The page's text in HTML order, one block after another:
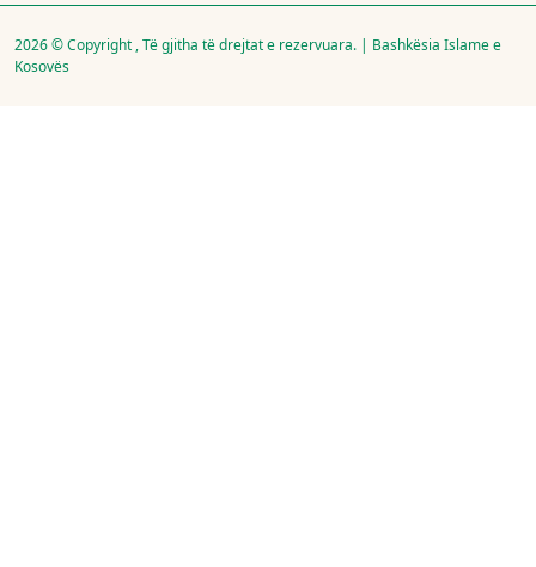
2026 © Copyright , Të gjitha të drejtat e rezervuara. | Bashkësia Islame e
Kosovës